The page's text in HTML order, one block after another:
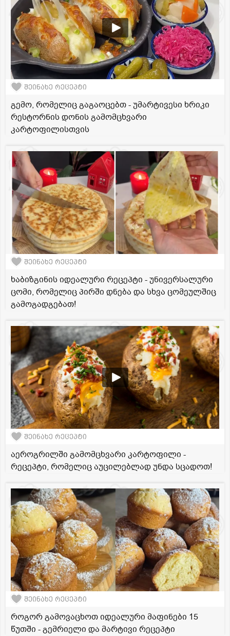
შეინახე რეცეპტი
გემო, რომელიც გაგაოცებთ - უმარტივესი ხრიკი
რესტორნის დონის გამომცხვარი
კარტოფილისთვის
შეინახე რეცეპტი
ხაბიზგინის იდეალური რეცეპტი - უნივერსალური
ცომი, რომელიც პირში დნება და სხვა ცომეულშიც
გამოგადგებათ!
შეინახე რეცეპტი
აეროგრილში გამომცხვარი კარტოფილი -
რეცეპტი, რომელიც აუცილებლად უნდა სცადოთ!
შეინახე რეცეპტი
როგორ გამოვაცხოთ იდეალური მაფინები 15
წუთში - გემრიელი და მარტივი რეცეპტი